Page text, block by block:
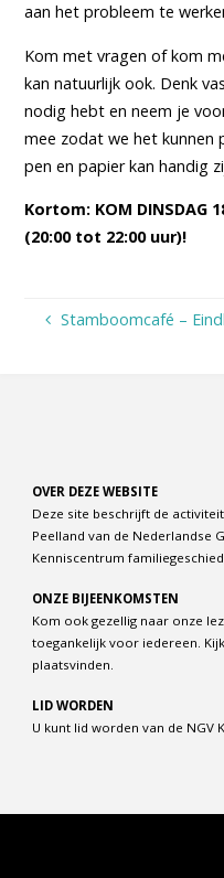
aan het probleem te
Kom met vragen of kom
kan natuurlijk ook. Denk
nodig hebt en neem je
mee zodat we het kunnen
pen en papier kan handig
Kortom: KOM DINSDAG
(20:00 tot 22:00 uur)!
Stamboomcafé –
OVER DEZE WEBSITE
Deze site beschrijft de
Peelland van de Nederlandse
Kenniscentrum
ONZE BIJEENKOMSTEN
Kom ook gezellig naar onze
toegankelijk voor iedereen.
plaatsvinden.
LID WORDEN
U kunt lid worden van de NGV